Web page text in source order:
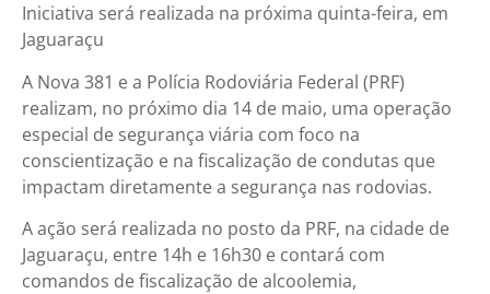
Iniciativa será realizada na próxima quinta-feira, em
Jaguaraçu
A Nova 381 e a Polícia Rodoviária Federal (PRF)
realizam, no próximo dia 14 de maio, uma operação
especial de segurança viária com foco na
conscientização e na fiscalização de condutas que
impactam diretamente a segurança nas rodovias.
A ação será realizada no posto da PRF, na cidade de
Jaguaraçu, entre 14h e 16h30 e contará com
comandos de fiscalização de alcoolemia,